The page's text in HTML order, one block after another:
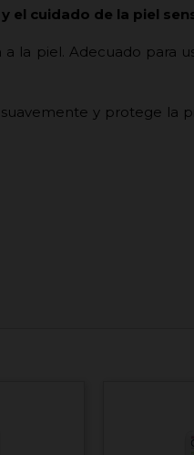
el cuidado de la piel
la piel. Adecuado para
y protege la